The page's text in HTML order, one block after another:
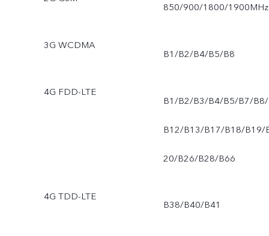
850/900/1800/1900MHz
3G WCDMA
B1/B2/B4/B5/B8
4G FDD-LTE
B1/B2/B3/B4/B5/B7/B8/
B12/B13/B17/B18/B19/
20/B26/B28/B66
4G TDD-LTE
B38/B40/B41